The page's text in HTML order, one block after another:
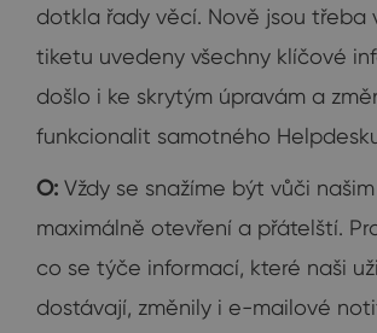
dotkla řady věcí. Nově jsou třeba
tiketu uvedeny všechny klíčové
došlo i ke skrytým úpravám a
funkcionalit samotného
O: Vždy se snažíme být vůči
maximálně otevření a přátelští.
co se týče informací, které naši
dostávají, změnily i e-mailové